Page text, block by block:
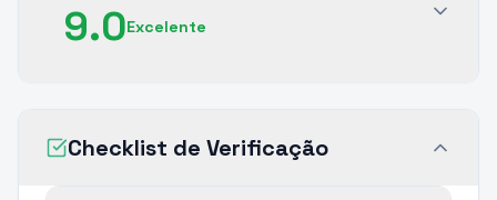
9.0Excelente
Checklist de Verificação